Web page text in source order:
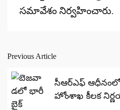
సమావేశం నిర్వహించారు.
Post
navigation
Previous Article
సీఆర్ఎఫ్
హోంశాఖ కీలక